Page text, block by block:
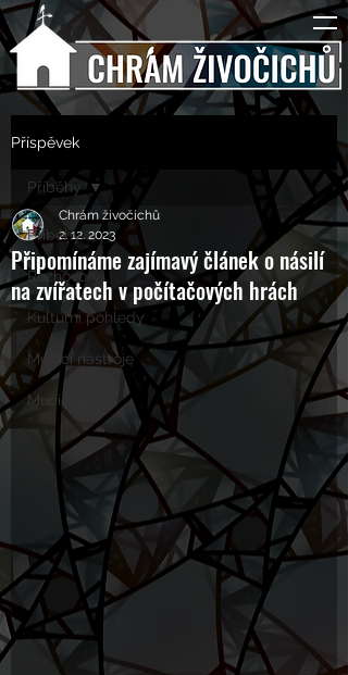
Příspěvek
Příběhy
Rozhovory
Kulturní pohledy
Mučící nástroje
Mučící lidé
Příběhy
Připomínáme zajímavý článek o násilí
na zvířatech v počítačových hrách
Chrám živočichů
2. 12. 2023